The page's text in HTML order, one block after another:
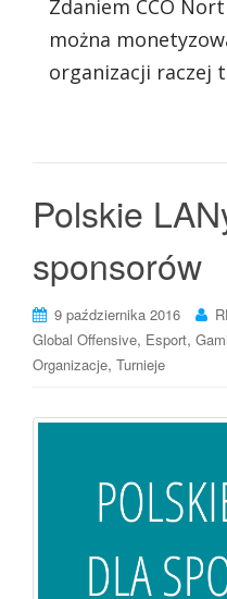
Zdaniem CCO
można
organizacji raczej
Polskie
sponsorów
9 października 2016
Global Offensive, Esport,
Organizacje, Turnieje